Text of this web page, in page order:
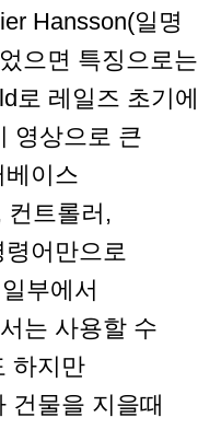
Hansson(일명
으면 특징으로는
로 레일즈 초기에
영상으로 큰
베이스
컨트롤러,
어만으로
부에서
는 사용할 수
하지만
건물을 지을때